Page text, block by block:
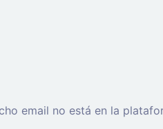
email no está en la